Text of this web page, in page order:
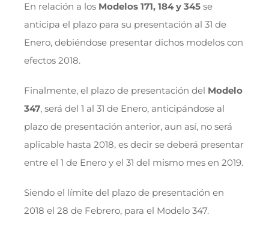
En relación a los Modelos 171, 184 y 345 se
anticipa el plazo para su presentación al 31 de
Enero, debiéndose presentar dichos modelos con
efectos 2018.
Finalmente, el plazo de presentación del Modelo
347, será del 1 al 31 de Enero, anticipándose al
plazo de presentación anterior, aun así, no será
aplicable hasta 2018, es decir se deberá presentar
entre el 1 de Enero y el 31 del mismo mes en 2019.
Siendo el límite del plazo de presentación en
2018 el 28 de Febrero, para el Modelo 347.